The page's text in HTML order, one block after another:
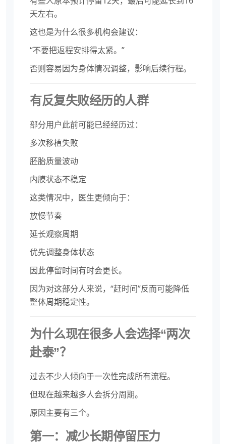
天左右。
这也是为什么很多机构会建议：
“不要把返程安排得太紧。”
否则容易因为身体情况调整，影响后续行程。
有反复失败经历的人群
部分用户此前可能已经经历过：
多次移植失败
胚胎质量波动
内膜状态不稳定
这类情况中，医生更倾向于：
放慢节奏
延长观察周期
优先调整身体状态
因此停留时间有时会更长。
因为对这部分人来说，“赶时间”反而可能降低
整体周期稳定性。
为什么现在很多人会选择“两次
赴泰”？
过去不少人倾向于一次性完成所有流程。
但现在越来越多人会拆分周期。
原因主要有三个。
第一：减少长期停留压力